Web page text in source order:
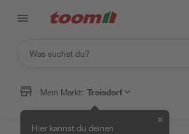
Mein Markt: Troisdorf
Hier kannst du deinen
✕